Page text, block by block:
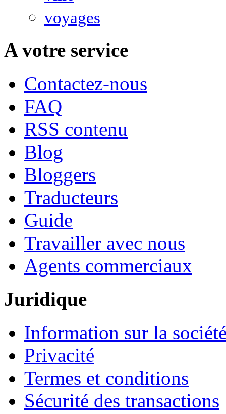
voyages
A votre service
Contactez-nous
FAQ
RSS contenu
Blog
Bloggers
Traducteurs
Guide
Travailler avec nous
Agents commerciaux
Juridique
Information sur la
Privacité
Termes et conditions
Sécurité des transactions